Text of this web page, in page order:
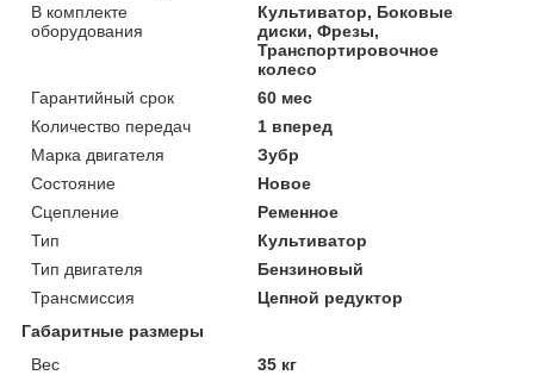
В комплекте
оборудования
Культиватор, Боковые
диски, Фрезы,
Транспортировочное
колесо
Гарантийный срок
60 мес
Количество передач
1 вперед
Марка двигателя
Зубр
Состояние
Новое
Сцепление
Ременное
Тип
Культиватор
Тип двигателя
Бензиновый
Трансмиссия
Цепной редуктор
Габаритные размеры
Вес
35 кг